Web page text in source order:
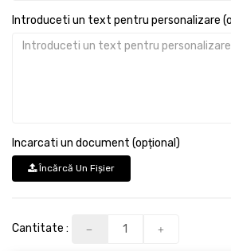
Introduceti un text pentru personalizare
Incarcati un document (opțional)
Încărcă Un Fişier
Cantitate :